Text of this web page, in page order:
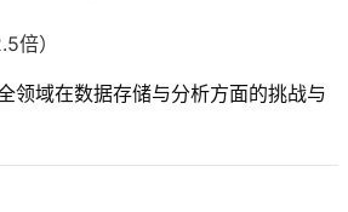
倍）
领域在数据存储与分析方面的挑战与